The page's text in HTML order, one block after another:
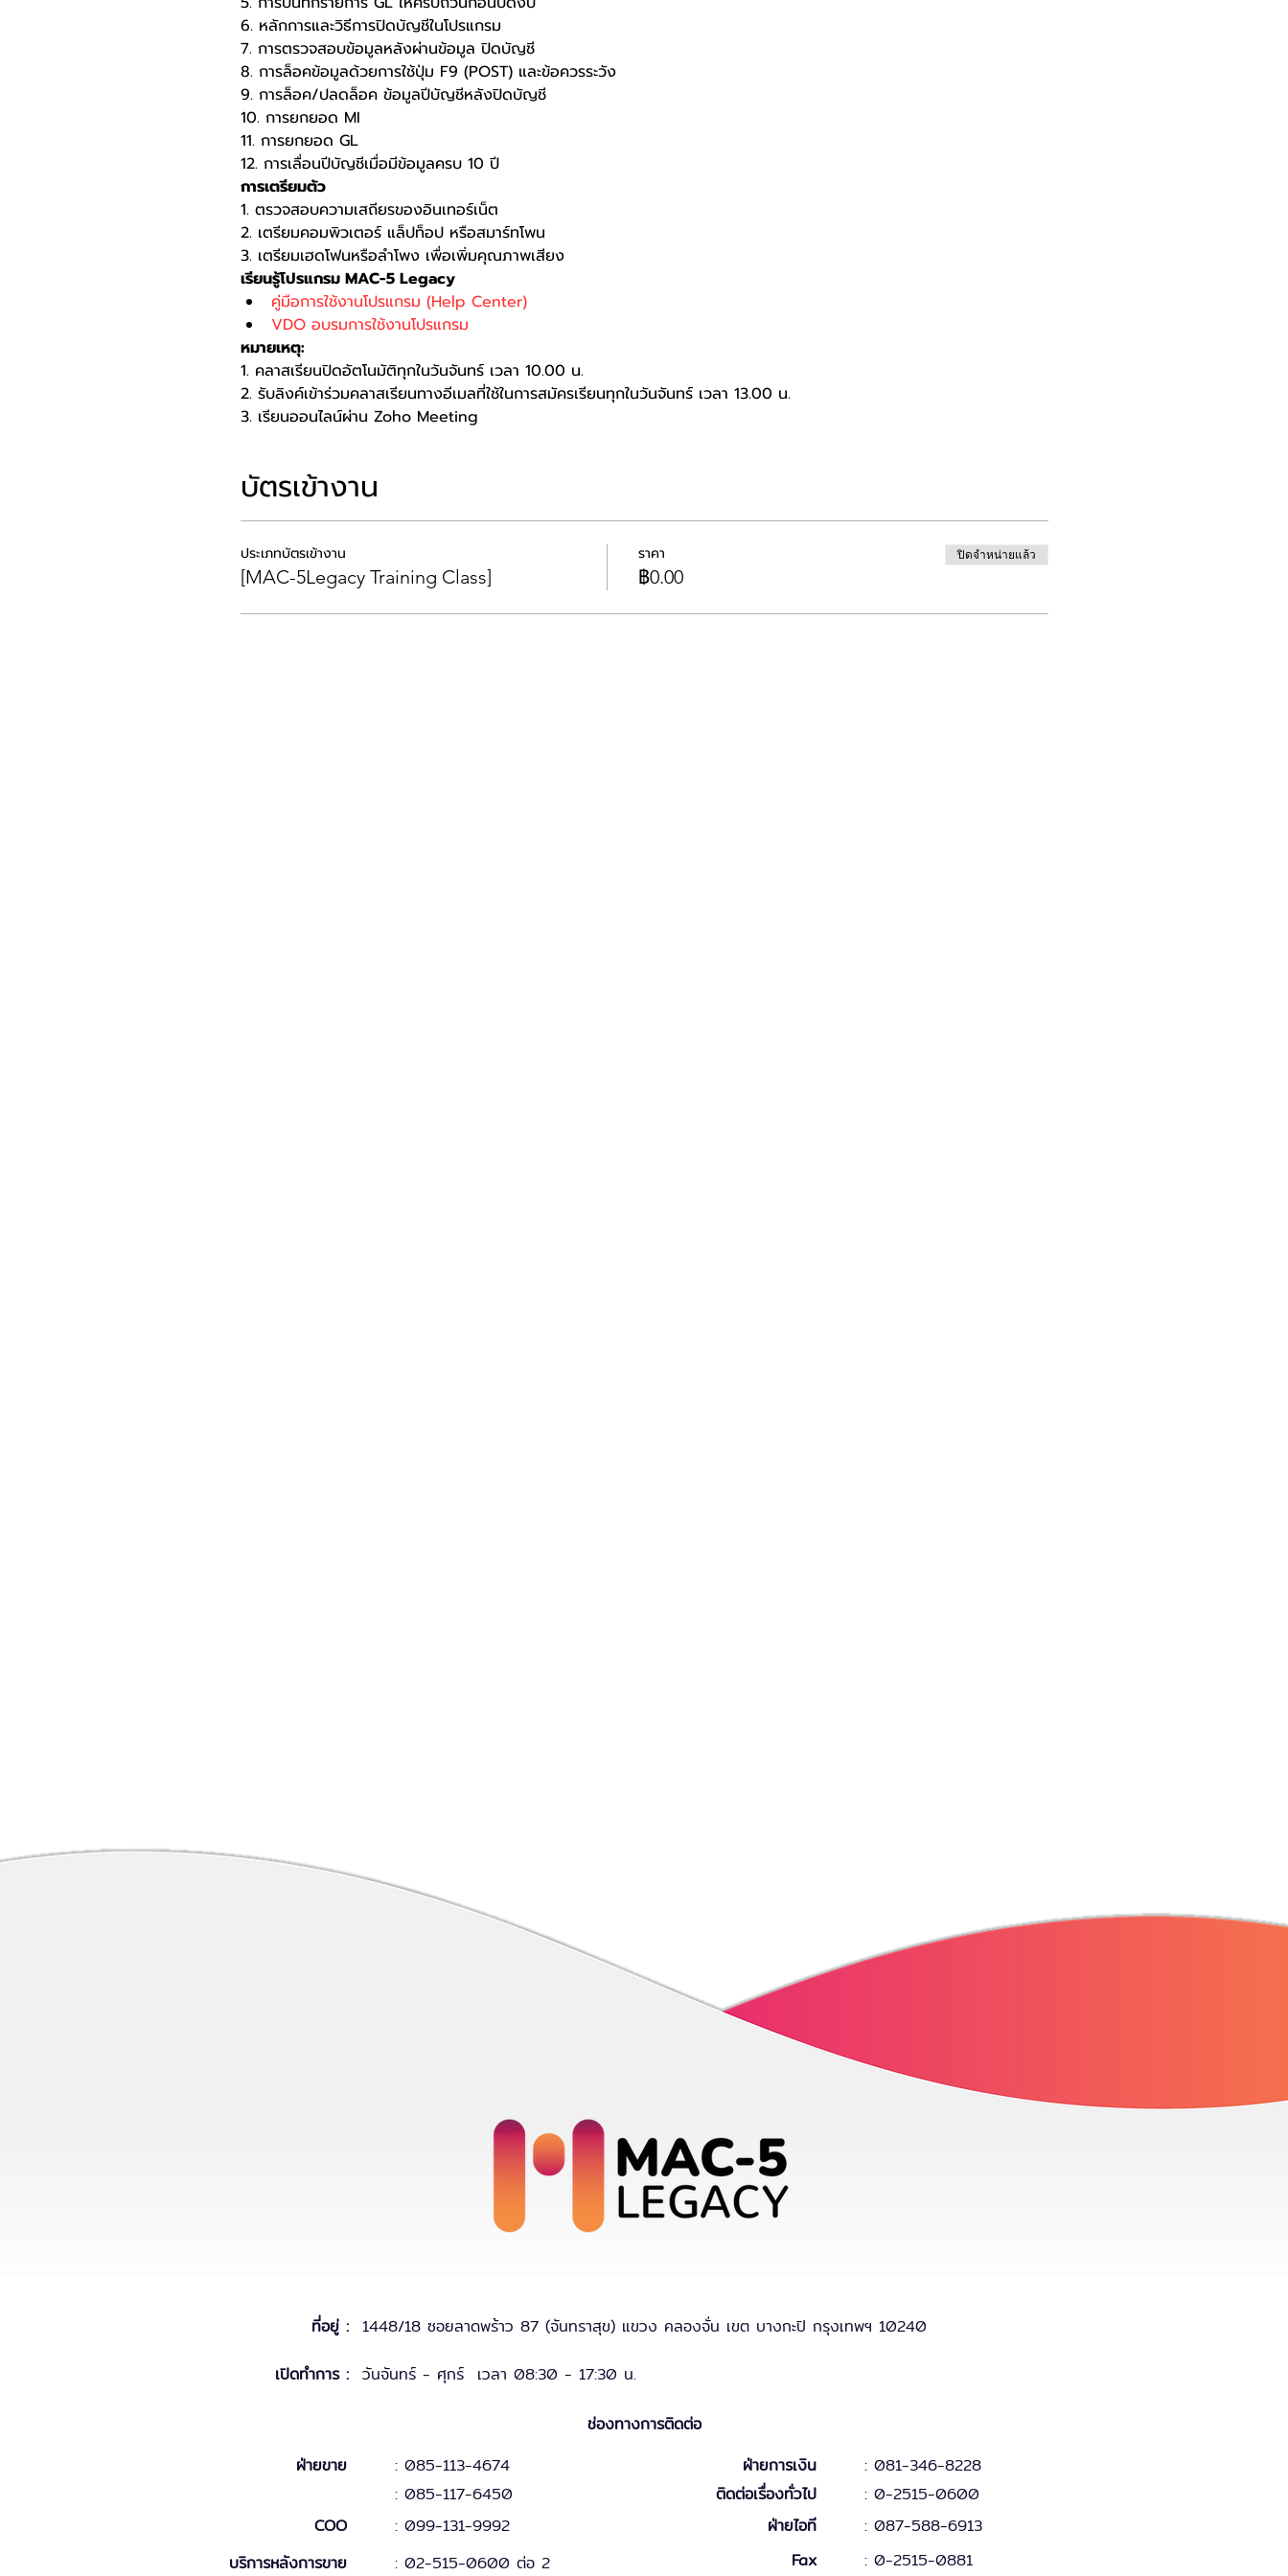
6. หลักการและวิธีการปิดบัญชีในโปรแกรม
7. การตรวจสอบข้อมูลหลังผ่านข้อมูล ปิดบัญชี
8. การล็อคข้อมูลด้วยการใช้ปุ่ม F9 (POST) และข้อควรระวัง
9. การล็อค/ปลดล็อค ข้อมูลปีบัญชีหลังปิดบัญชี
10. การยกยอด MI
11. การยกยอด GL
12. การเลื่อนปีบัญชีเมื่อมีข้อมูลครบ 10 ปี
การเตรียมตัว
1. ตรวจสอบความเสถียรของอินเทอร์เน็ต
2. เตรียมคอมพิวเตอร์ แล็ปท็อป หรือสมาร์ทโพน
3. เตรียมเฮดโฟนหรือลำโพง เพื่อเพิ่มคุณภาพเสียง
เรียนรู้โปรแกรม MAC-5 Legacy
คู่มือการใช้งานโปรแกรม (Help Center)
VDO อบรมการใช้งานโปรแกรม
หมายเหตุ:
1. คลาสเรียนปิดอัตโนมัติทุกในวันจันทร์ เวลา 10.00 น.
2. รับลิงค์เข้าร่วมคลาสเรียนทางอีเมลที่ใช้ในการสมัครเรียนทุกในวันจันทร์ เวลา 13.00 น.
3. เรียนออนไลน์ผ่าน Zoho Meeting
บัตรเข้างาน
ประเภทบัตรเข้างาน
[MAC-5Legacy Training Class]
ราคา
฿0.00
ปิดจำหน่ายแล้ว
ที่อยู่ : 1448/18 ซอยลาดพร้าว 87 (จันทราสุข) แขวง คลองจั่น เขต บางกะปิ กรุงเทพฯ 10240
เปิดทำการ : วันจันทร์ - ศุกร์ เวลา 08:30 - 17:30 น.
ช่องทางการติดต่อ
ฝ่ายขาย
: 085-113-4674
: 085-117-6450
COO
: 099-131-9992
บริการหลังการขาย
: 02-515-0600 ต่อ 2
ฝ่ายการเงิน : 081-346-8228
ติดต่อเรื่องทั่วไป
: 0-2515-0600
ฝ่ายไอที
: 087-588-6913
Fax
: 0-2515-0881